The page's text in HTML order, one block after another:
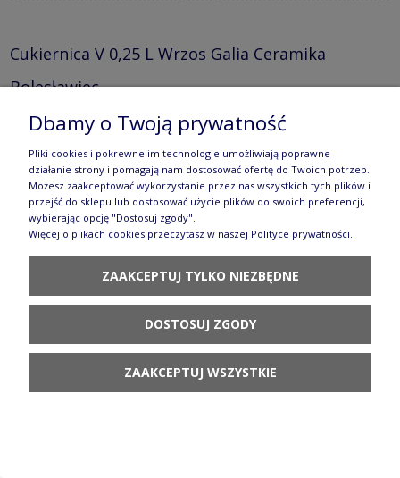
Cukiernica V 0,25 L Wrzos Galia Ceramika
Bolesławiec
Cukiernica Ø 9,1 cm V 0,15 L Bolesławiec
83,90 zł
POWIADOM O
DOSTĘPNOŚCI
Dbamy o Twoją prywatność
Pliki cookies i pokrewne im technologie umożliwiają poprawne
działanie strony i pomagają nam dostosować ofertę do Twoich potrzeb.
Możesz zaakceptować wykorzystanie przez nas wszystkich tych plików i
przejść do sklepu lub dostosować użycie plików do swoich preferencji,
wybierając opcję "Dostosuj zgody".
Więcej o plikach cookies przeczytasz w naszej Polityce prywatności.
ZAAKCEPTUJ TYLKO NIEZBĘDNE
DOSTOSUJ ZGODY
ZAAKCEPTUJ WSZYSTKIE